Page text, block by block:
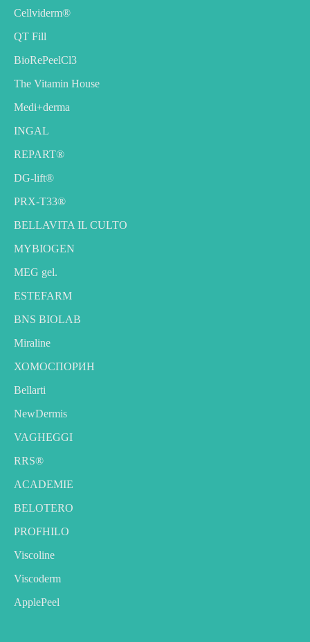
Cellviderm®
QT Fill
BioRePeelCl3
The Vitamin House
Medi+derma
INGAL
REPART®
DG-lift®️
PRX-T33®
BELLAVITA IL CULTO
MYBIOGEN
MEG gel.
ESTEFARM
BNS BIOLAB
Miraline
ХОМОСПОРИН
Bellarti
NewDermis
VAGHEGGI
RRS®
ACADEMIE
BELOTERO
PROFHILO
Viscoline
Viscoderm
ApplePeel